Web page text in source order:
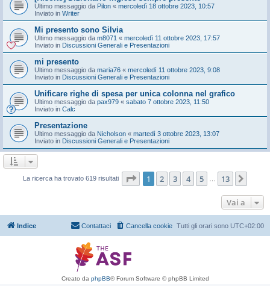
Ultimo messaggio da Pilon « mercoledì 18 ottobre 2023, 10:57
Inviato in Writer
Mi presento sono Silvia
Ultimo messaggio da m8071 « mercoledì 11 ottobre 2023, 17:57
Inviato in Discussioni Generali e Presentazioni
mi presento
Ultimo messaggio da maria76 « mercoledì 11 ottobre 2023, 9:08
Inviato in Discussioni Generali e Presentazioni
Unificare righe di spesa per unica colonna nel grafico
Ultimo messaggio da pax979 « sabato 7 ottobre 2023, 11:50
Inviato in Calc
Presentazione
Ultimo messaggio da Nicholson « martedì 3 ottobre 2023, 13:07
Inviato in Discussioni Generali e Presentazioni
La ricerca ha trovato 619 risultati Pagina di 13
1 2 3 4 5 13
Vai a
Indice Tutti gli orari sono UTC+02:00
Cancella cookie
Contattaci
Creato da phpBB® Forum Software © phpBB Limited